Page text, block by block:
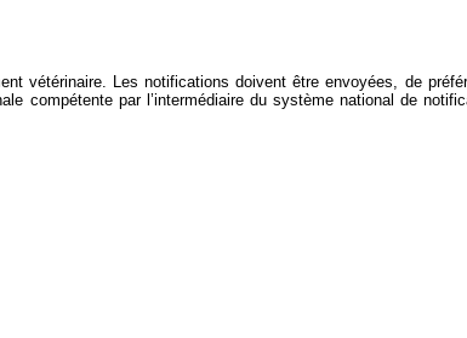
Les notifications doivent être envoyées, de
compétente par l’intermédiaire du système national de